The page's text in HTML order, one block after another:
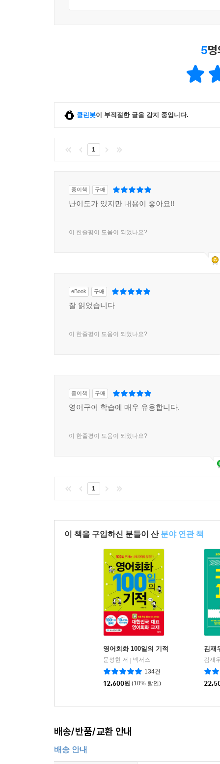
5
클린봇이 부적절한 글을 감지 중입니다.
1
종이책 구매
난이도가 있지만 내용이 좋아요!!
이 한줄평이 도움이 되었나요?
eBook 구매
잘 읽었습니다
이 한줄평이 도움이 되었나요?
종이책 구매
영어구어 학습에 매우 유용합니다.
이 한줄평이 도움이 되었나요?
1
이 책을 구입하신 분들이 산 분야 연관 책
영어회화 100일의 기적
문성현 저
넥서스
134건
12,600원 (10% 할인)
김재
김재
배송/반품/교환 안내
배송 안내